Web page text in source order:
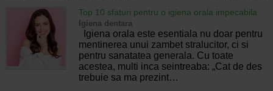
Top 10 sfaturi pentru o igiena orala impecabila
Igiena dentara
Igiena orala este esentiala nu doar pentru
mentinerea unui zambet stralucitor, ci si
pentru sanatatea generala. Cu toate
acestea, multi inca seintreaba: „Cat de des
trebuie sa ma prezint…